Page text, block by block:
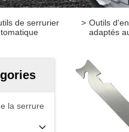
de serrurier
> Outils
adaptés
la serrure